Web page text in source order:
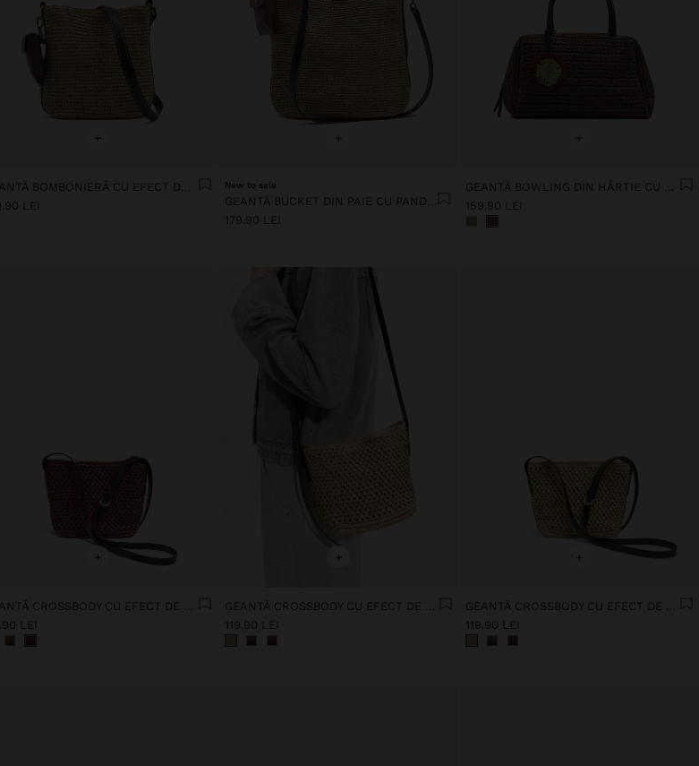
+
GEANTĂ BOMBONIERĂ CU EFECT DE PAIE CU CUREA M
LEI
+
New to sale
GEANTĂ BUCKET DIN PAIE CU PANDANTIV L
179.90 LEI
+
GEANTĂ BOWLING DIN HÂRTIE CU PAI ȘI PANDANTIV M
159.90 LEI
+
LEI
+
119.90 LEI
+
119.90 LEI